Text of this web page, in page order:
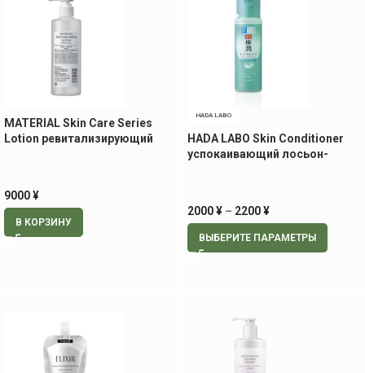
MATERIAL Skin Care Series
Lotion ревитализирующий
9000¥
В КОРЗИНУ
HADA LABO
HADA LABO Skin Conditioner
успокаивающий лосьон-
2000¥ – 2200¥
ВЫБЕРИТЕ ПАРАМЕТРЫ